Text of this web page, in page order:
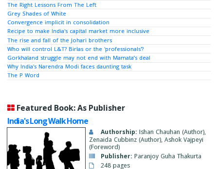
The Right Lessons From The Left
Grey Shades of White
Convergence implicit in consolidation
Recipe to make India's capital market more inclusive
The rise and fall of the Johari brothers
Who will control L&T? Birlas or the 'professionals'?
Gorkhaland struggle may not end with Mamata’s deal
Why India's Narendra Modi faces daunting task
The P Word
Featured Book: As Publisher
India's Long Walk Home
Authorship: Ishan Chauhan (Author),
Zenaida Cubbinz (Author), Ashok Vajpeyi
(Foreword)
Publisher: Paranjoy Guha Thakurta
248 pages